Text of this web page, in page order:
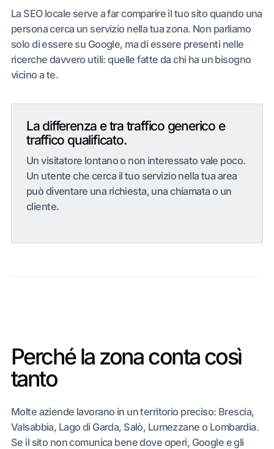
La SEO locale serve a far comparire il tuo sito quando una
persona cerca un servizio nella tua zona. Non parliamo
solo di essere su Google, ma di essere presenti nelle
ricerche davvero utili: quelle fatte da chi ha un bisogno
vicino a te.
La differenza e tra traffico generico e
traffico qualificato.
Un visitatore lontano o non interessato vale poco.
Un utente che cerca il tuo servizio nella tua area
può diventare una richiesta, una chiamata o un
cliente.
Perché la zona conta così
tanto
Molte aziende lavorano in un territorio preciso: Brescia,
Valsabbia, Lago di Garda, Salò, Lumezzane o Lombardia.
Se il sito non comunica bene dove operi, Google e gli